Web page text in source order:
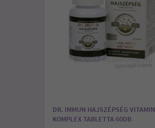
DR. IMMUN HAJSZÉPSÉG VITAMIN
KOMPLEX TABLETTA 60DB